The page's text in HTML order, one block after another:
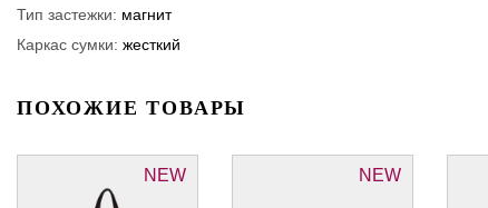
Тип застежки: магнит
Каркас сумки: жесткий
ПОХОЖИЕ ТОВАРЫ
NEW NEW